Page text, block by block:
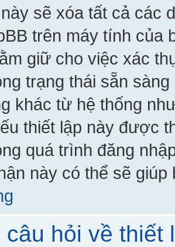
sẽ xóa tất cả các
trên máy tính của
giữ cho việc xác
trạng thái sẵn
khác từ hệ thống
thiết lập này được
quá trình đăng
này có thể sẽ
câu hỏi về thiết